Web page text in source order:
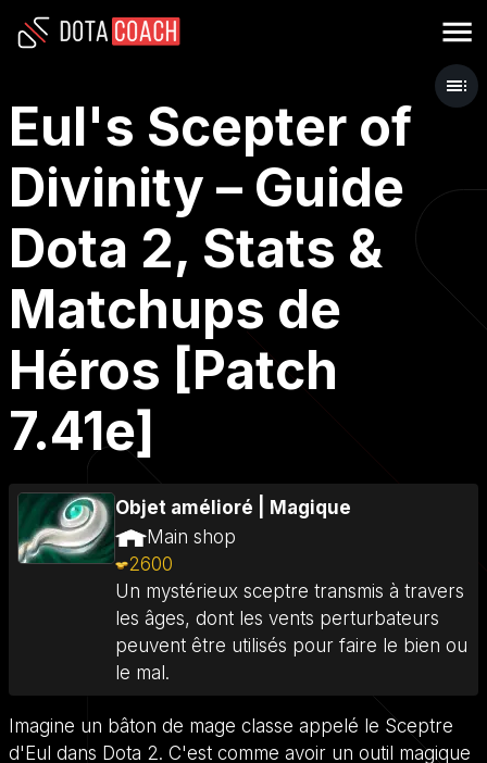
Eul's Scepter of
Divinity – Guide
Dota 2, Stats &
Matchups de
Héros [Patch
7.41e]
Objet amélioré
Magique
Main shop
2600
Un mystérieux sceptre transmis à travers
les âges, dont les vents perturbateurs
peuvent être utilisés pour faire le bien ou
le mal.
Imagine un bâton de mage classe appelé le Sceptre
d'Eul dans Dota 2. C'est comme avoir un outil magique